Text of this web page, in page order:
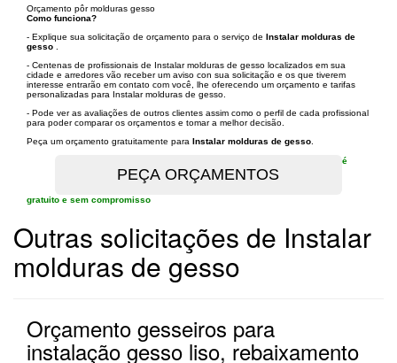
Orçamento pôr molduras gesso
Como funciona?
- Explique sua solicitação de orçamento para o serviço de Instalar molduras de
gesso
- Centenas de profissionais de Instalar molduras de gesso localizados em sua
cidade e arredores vão receber um aviso con sua solicitação e os que tiverem
interesse entrarão em contato com você, lhe oferecendo um orçamento e tarifas
personalizadas para Instalar molduras de gesso.
- Pode ver as avaliações de outros clientes assim como o perfil de cada profissional
para poder comparar os orçamentos e tomar a melhor decisão.
Peça um orçamento gratuitamente para Instalar molduras de gesso
é
gratuito e sem compromisso
Outras solicitações de Instalar
molduras de gesso
Orçamento gesseiros para
instalação gesso liso, rebaixamento